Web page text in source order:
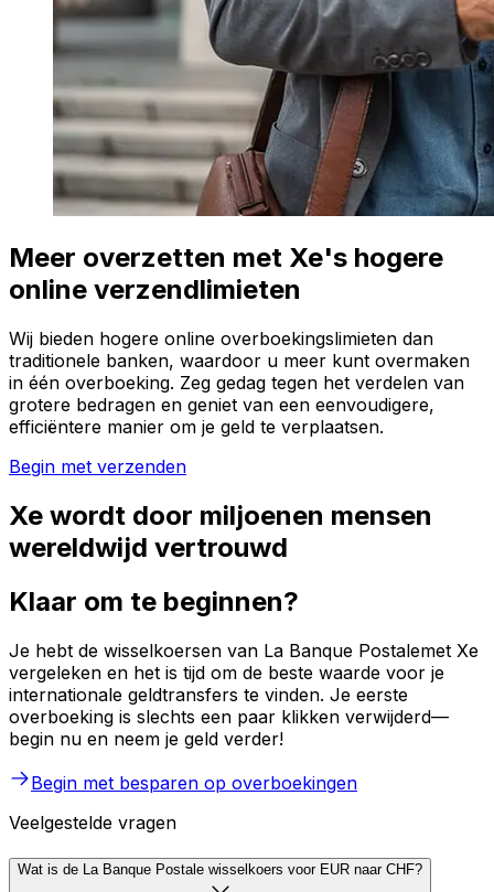
Meer overzetten met Xe's hogere
online verzendlimieten
Wij bieden hogere online overboekingslimieten dan
traditionele banken, waardoor u meer kunt overmaken
in één overboeking. Zeg gedag tegen het verdelen van
grotere bedragen en geniet van een eenvoudigere,
efficiëntere manier om je geld te verplaatsen.
Begin met verzenden
Xe wordt door miljoenen mensen
wereldwijd vertrouwd
Klaar om te beginnen?
Je hebt de wisselkoersen van La Banque Postalemet Xe
vergeleken en het is tijd om de beste waarde voor je
internationale geldtransfers te vinden. Je eerste
overboeking is slechts een paar klikken verwijderd—
begin nu en neem je geld verder!
Begin met besparen op overboekingen
Veelgestelde vragen
Wat is de La Banque Postale wisselkoers voor EUR naar CHF?